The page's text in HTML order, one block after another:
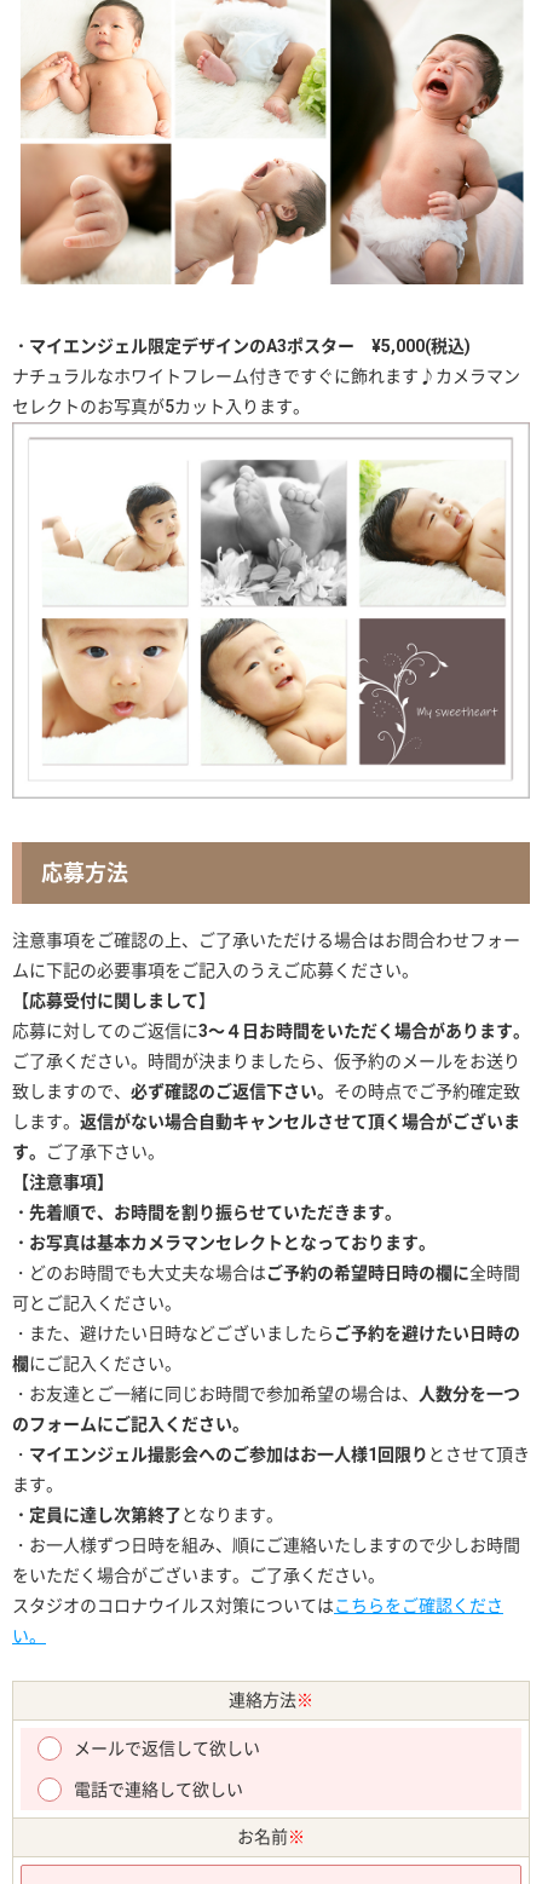
・マイエンジェル限定デザインのA3ポスター ¥5,000(税込)
ナチュラルなホワイトフレーム付きですぐに飾れます♪カメラマン
セレクトのお写真が5カット入ります。
応募方法
注意事項をご確認の上、ご了承いただける場合はお問合わせフォー
ムに下記の必要事項をご記入のうえご応募ください。
【応募受付に関しまして】
応募に対してのご返信に3～４日お時間をいただく場合があります。
ご了承ください。時間が決まりましたら、仮予約のメールをお送り
致しますので、 必ず確認のご返信下さい。 その時点でご予約確定致
します。 返信がない場合自動キャンセルさせて頂く場合がございま
す。
ご了承下さい。
【注意事項】
・ 先着順で、お時間を割り振らせていただきます。
・お写真は基本カメラマンセレクトとなっております。
・どのお時間でも大丈夫な場合はご予約の希望時日時の欄に全時間
可とご記入ください。
・また、避けたい日時などございましたら ご予約を避けたい日時の
欄にご記入ください。
・お友達とご一緒に同じお時間で参加希望の場合は、
人数分を一つ
のフォームにご記入ください。
・ マイエンジェル撮影会へのご参加はお一人様1回限り とさせて頂き
ます。
・定員に達し次第終了となります。
・お一人様ずつ日時を組み、順にご連絡いたしますので少しお時間
をいただく場合がございます。ご了承ください。
スタジオのコロナウイルス対策についてはこちらをご確認くださ
い。
連絡方法※
メールで返信して欲しい
電話で連絡して欲しい
お名前※